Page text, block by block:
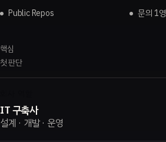
Public Repos
문의 1
핵심
첫 판단
IT 구축사
설계 · 개발 · 운영